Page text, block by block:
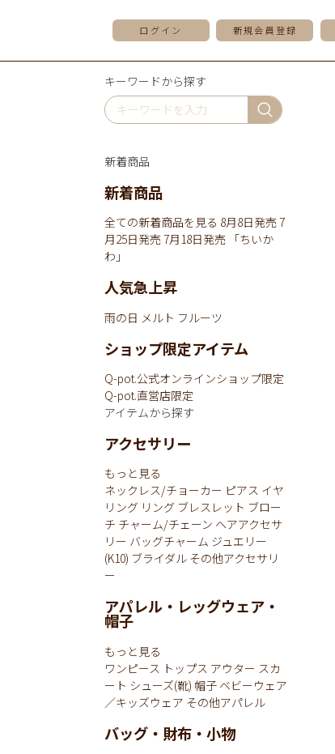
ログイン 新規会員登録
キーワードから探す
新着商品
新着商品
全ての新着商品を見る 8月8日発売7
月25日発売7月18日発売 「ちいか
わ」
人気急上昇
雨の日 メルト フルーツ
ショップ限定アイテム
Q-pot.公式オンラインショップ限定
Q-pot.直営店限定
アイテムから探す
アクセサリー
もっと見る
ネックレス/チョーカー ピアス イヤ
リング リング ブレスレット ブロー
チ チャーム/チェーン ヘアアクセサ
リー バッグチャーム ジュエリー
(K10) ブライダル その他アクセサリ
ー
アパレル・レッグウェア・
帽子
もっと見る
ワンピース トップス アウター スカ
ート シューズ(靴) 帽子 ベビーウェア
／キッズウェア その他アパレル
バッグ・財布・小物